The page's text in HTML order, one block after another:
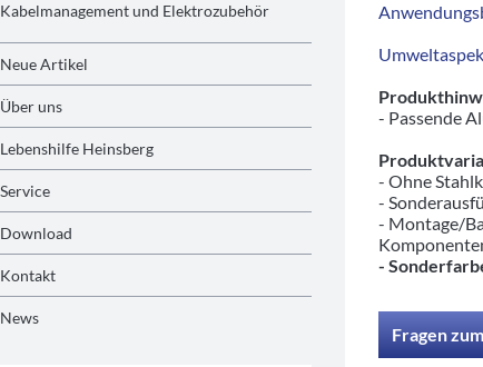
Kabelmanagement und Elektrozubehör
Neue Artikel
Über uns
Lebenshilfe Heinsberg
Service
Download
Kontakt
News
- Passende
- Ohne
-
- Montage/
-
Fragen